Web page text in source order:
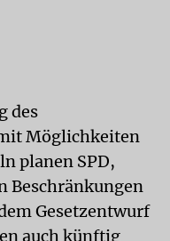
des
Möglichkeiten
planen SPD,
Beschränkungen
Gesetzentwurf
auch künftig